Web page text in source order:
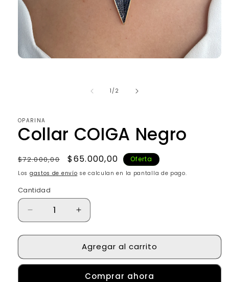
1/de
2
OPARINA
Collar COIGA Negro
Precio
habitual
$72.000,00
Precio
de
$65.000,00 Oferta
Los gastos de envío se calculan en la pantalla de pago.
Cantidad
Reducir
cantidad
para
COIGA
Negro
Aumentar
cantidad
para
Collar
COIGA
Negro
Agregar al carrito
Comprar ahora